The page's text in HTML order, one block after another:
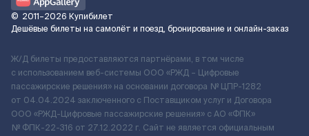
© 2011–2026 Купибилет
Дешёвые билеты на самолёт и поезд, бронирование и онлайн-заказ
Ж/Д билеты предоставляются партнёрами, в том числе
с использованием веб-системы ООО «РЖД – Цифровые
пассажирские решения» на основании договора № ЦПР-1282
от 04.04.2024 заключенного с Поставщиком услуг и Договора
ООО «РЖД-Цифровые пассажирские решения» c АО «ФПК»
№ ФПК-22-316 от 27.12.2022 г. Сайт не является официальным